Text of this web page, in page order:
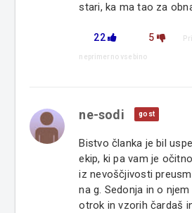
stari, ka ma tao za
22 5
neprimerno vsebino
ne-sodi gost
Bistvo članka je bil
ekip, ki pa vam je
iz nevoščjivosti
na g. Sedonja in o
otrok in vzorih čardaš